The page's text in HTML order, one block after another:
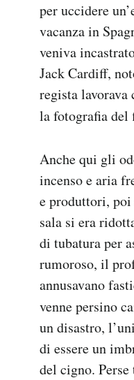
per uccidere
vacanza in
veniva
Jack Cardiff,
regista
la fotografia
Anche qui gli
incenso e aria
e produttori,
sala si era
di tubatura per
rumoroso, il
annusavano
venne persino
un disastro,
di essere un
del cigno.